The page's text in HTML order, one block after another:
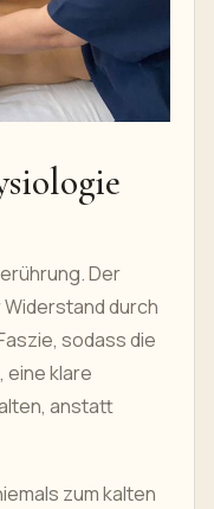
Der
durch
sodass die
klare
anstatt
zum kalten